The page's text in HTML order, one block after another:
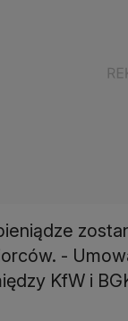
-
KfW i